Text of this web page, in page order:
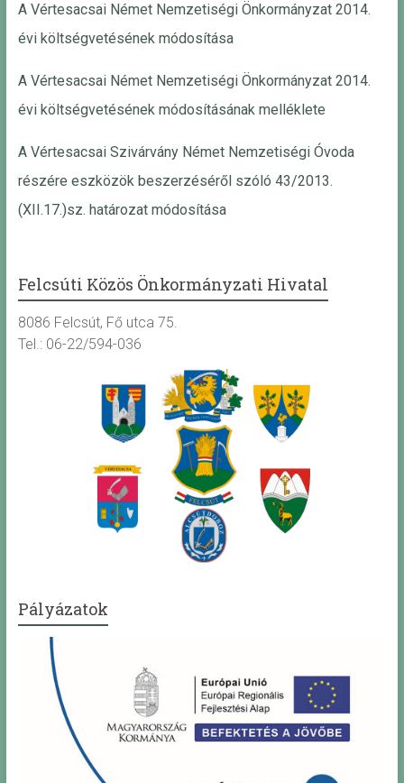
A Vértesacsai Német Nemzetiségi Önkormányzat 2014.
évi költségvetésének módosítása
A Vértesacsai Német Nemzetiségi Önkormányzat 2014.
évi költségvetésének módosításának melléklete
A Vértesacsai Szivárvány Német Nemzetiségi Óvoda
részére eszközök beszerzéséről szóló 43/2013.
(XII.17.)sz. határozat módosítása
Felcsúti Közös Önkormányzati Hivatal
8086 Felcsút, Fő utca 75.
Tel.: 06-22/594-036
Pályázatok